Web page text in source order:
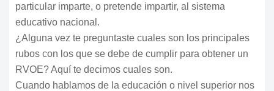
particular imparte, o pretende impartir, al sistema
educativo nacional.
¿Alguna vez te preguntaste cuales son los principales
rubos con los que se debe de cumplir para obtener un
RVOE? Aquí te decimos cuales son.
Cuando hablamos de la educación o nivel superior nos